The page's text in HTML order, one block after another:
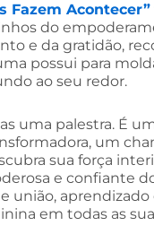
Fazem Acontecer”
do
e da gratidão,
possui para
ao seu redor.
uma palestra. É
um
sua força
e confiante
união, aprendizado
em todas as